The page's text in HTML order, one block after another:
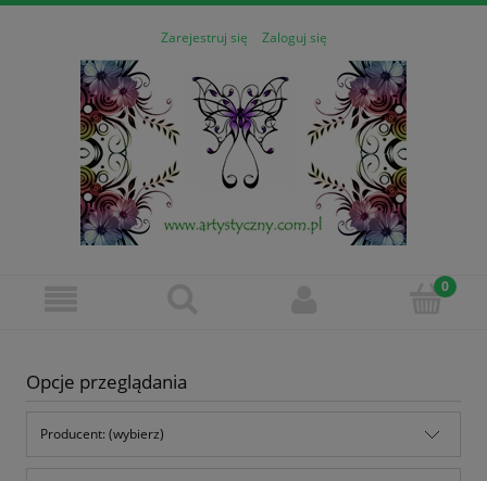
Zarejestruj się Zaloguj się
Opcje przeglądania
Producent: (wybierz)